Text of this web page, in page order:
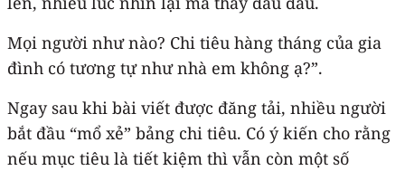
Mọi người như nào? Chi tiêu hàng tháng của gia
đình có tương tự như nhà em không ạ?”.
Ngay sau khi bài viết được đăng tải, nhiều người
bắt đầu “mổ xẻ” bảng chi tiêu. Có ý kiến cho rằng
nếu mục tiêu là tiết kiệm thì vẫn còn một số